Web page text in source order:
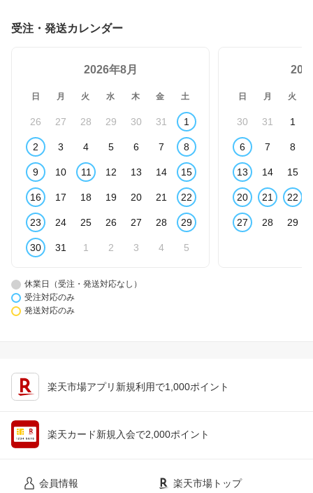
受注・発送カレンダー
2026年8月
日 月 火 水 木 金 土
26 27 28 29 30 31 1
2 3 4 5 6 7 8
9 10 11 12 13 14 15
16 17 18 19 20 21 22
23 24 25 26 27 28 29
30 31 1 2 3 4 5
日 月 火
30 31 1
6 7 8
13 14 15
20 21 22
27 28 29
休業日（受注・発送対応なし）
受注対応のみ
発送対応のみ
楽天市場アプリ新規利用で1,000ポイント
楽天カード新規入会で2,000ポイント
会員情報 楽天市場トップ